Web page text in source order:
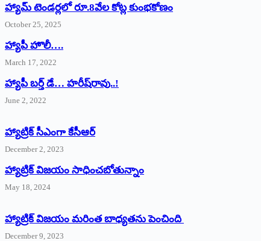
హ్యామ్‌ ‌టెండర్లలో రూ.8వేల కోట్ల కుంభకోణం
October 25, 2025
హ్యాపీ హొలీ….
March 17, 2022
హ్యాపీ బర్త్ ‌డే… హరీష్‌రావు..!
June 2, 2022
హ్యాట్రిక్‌ ‌సీఎంగా కేసీఆర్‌
December 2, 2023
హ్యాట్రిక్‌ విజయం సాధించబోతున్నాం
May 18, 2024
హ్యాట్రిక్ విజయం మరింత బాధ్యతను పెంచింది
December 9, 2023